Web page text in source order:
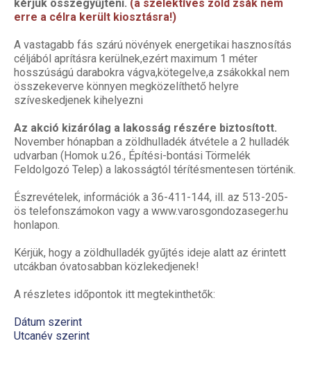
kérjük összegyűjteni. (a szelektíves zöld zsák nem
erre a célra került kiosztásra!)
A vastagabb fás szárú növények energetikai hasznosítás
céljából aprításra kerülnek,ezért maximum 1 méter
hosszúságú darabokra vágva,kötegelve,a zsákokkal nem
összekeverve könnyen megközelíthető helyre
szíveskedjenek kihelyezni
Az akció kizárólag a lakosság részére biztosított.
November hónapban a zöldhulladék átvétele a 2 hulladék
udvarban (Homok u.26., Építési-bontási Törmelék
Feldolgozó Telep) a lakosságtól térítésmentesen történik.
Észrevételek, információk a 36-411-144, ill. az 513-205-
ös telefonszámokon vagy a www.varosgondozaseger.hu
honlapon.
Kérjük, hogy a zöldhulladék gyűjtés ideje alatt az érintett
utcákban óvatosabban közlekedjenek!
A részletes időpontok itt megtekinthetők:
Dátum szerint
Utcanév szerint